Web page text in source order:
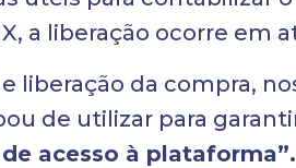
a liberação ocorre em
liberação da compra,
de utilizar para
acesso à plataforma”.